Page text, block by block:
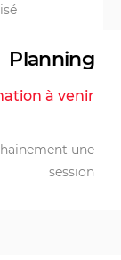
Planning
à venir
une
session